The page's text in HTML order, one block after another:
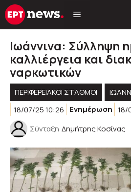
Μετάβαση
σε
Ιωάννινα: Σύλληψη
καλλιέργεια και
ναρκωτικών
ΠΕΡΙΦΕΡΕΙΑΚΟΊ ΣΤΑΘΜΟΊ
18/07/25 10:26
Ενημέρωση 18/
Σύνταξη Δημήτρης Κοσίνας